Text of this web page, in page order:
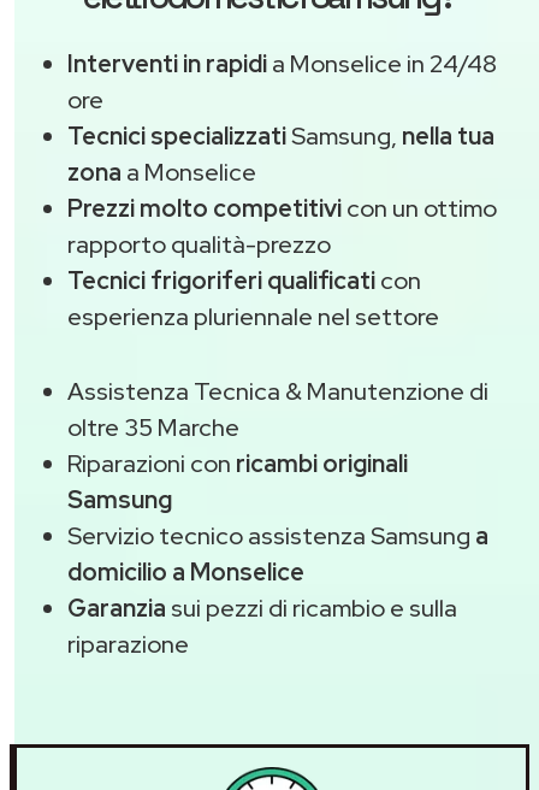
Interventi in rapidia Monselice in 24/48
ore
Tecnici specializzatiSamsung, nella tua
zona a Monselice
Prezzi molto competitivicon un ottimo
rapporto qualità-prezzo
Tecnici frigoriferi qualificaticon
esperienza pluriennale nel settore
Assistenza Tecnica & Manutenzione di
oltre 35 Marche
Riparazioni con ricambi originali
Samsung
Servizio tecnico assistenza Samsung a
domicilio a Monselice
Garanzia sui pezzi di ricambio e sulla
riparazione